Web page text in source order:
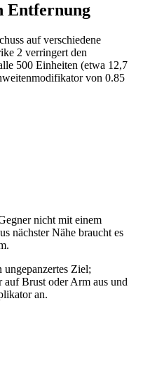
Entfernung
auf verschiedene
2 verringert den
500 Einheiten (etwa 12,7
von 0.85
nicht mit einem
nächster Nähe braucht es
Ziel;
Brust oder Arm aus und
an.